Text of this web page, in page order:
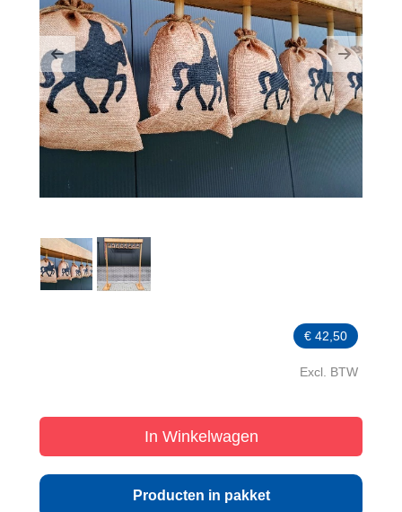
Previous Next
€ 42,50
Excl. BTW
In Winkelwagen
Producten in pakket